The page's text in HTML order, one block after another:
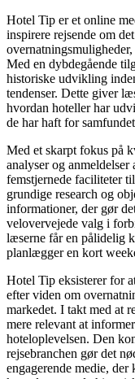
Hotel Tip er et online
inspirere rejsende om
Med en dybdegående
historiske udvikling
tendenser. Dette giver
hvordan hoteller har
de har haft for
Med et skarpt fokus på
analyser og
femstjernede faciliteter
grundige research og
informationer, der gør
velovervejede valg i
læserne får en pålidelig
planlægger en kort
Hotel Tip eksisterer for
efter viden om
markedet. I takt med at
mere relevant at
hoteloplevelsen. Den
rejsebranchen gør det
engagerende medie,